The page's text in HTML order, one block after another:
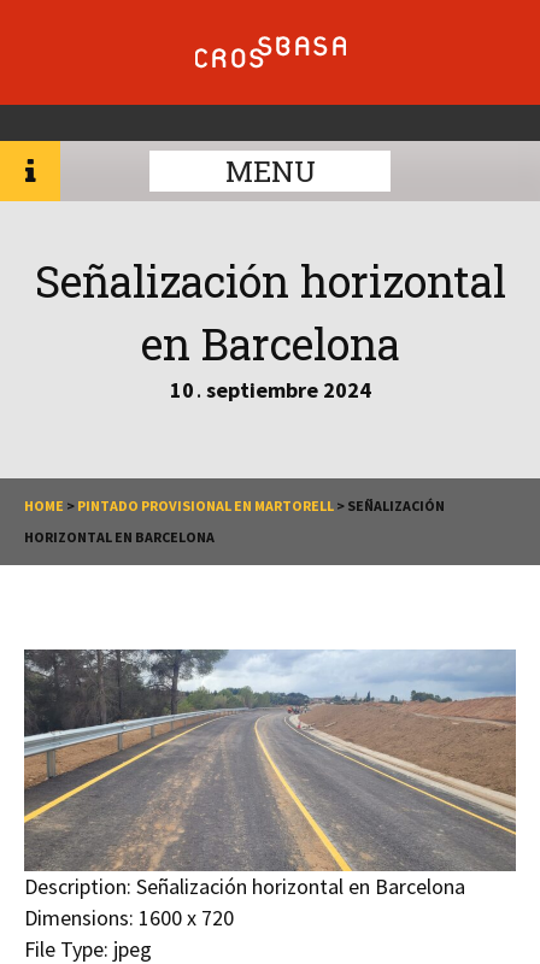
MENU
Señalización horizontal
en Barcelona
10 . septiembre 2024
HOME > PINTADO PROVISIONAL EN MARTORELL > SEÑALIZACIÓN
HORIZONTAL EN BARCELONA
Description: Señalización horizontal en Barcelona
Dimensions: 1600 x 720
File Type: jpeg